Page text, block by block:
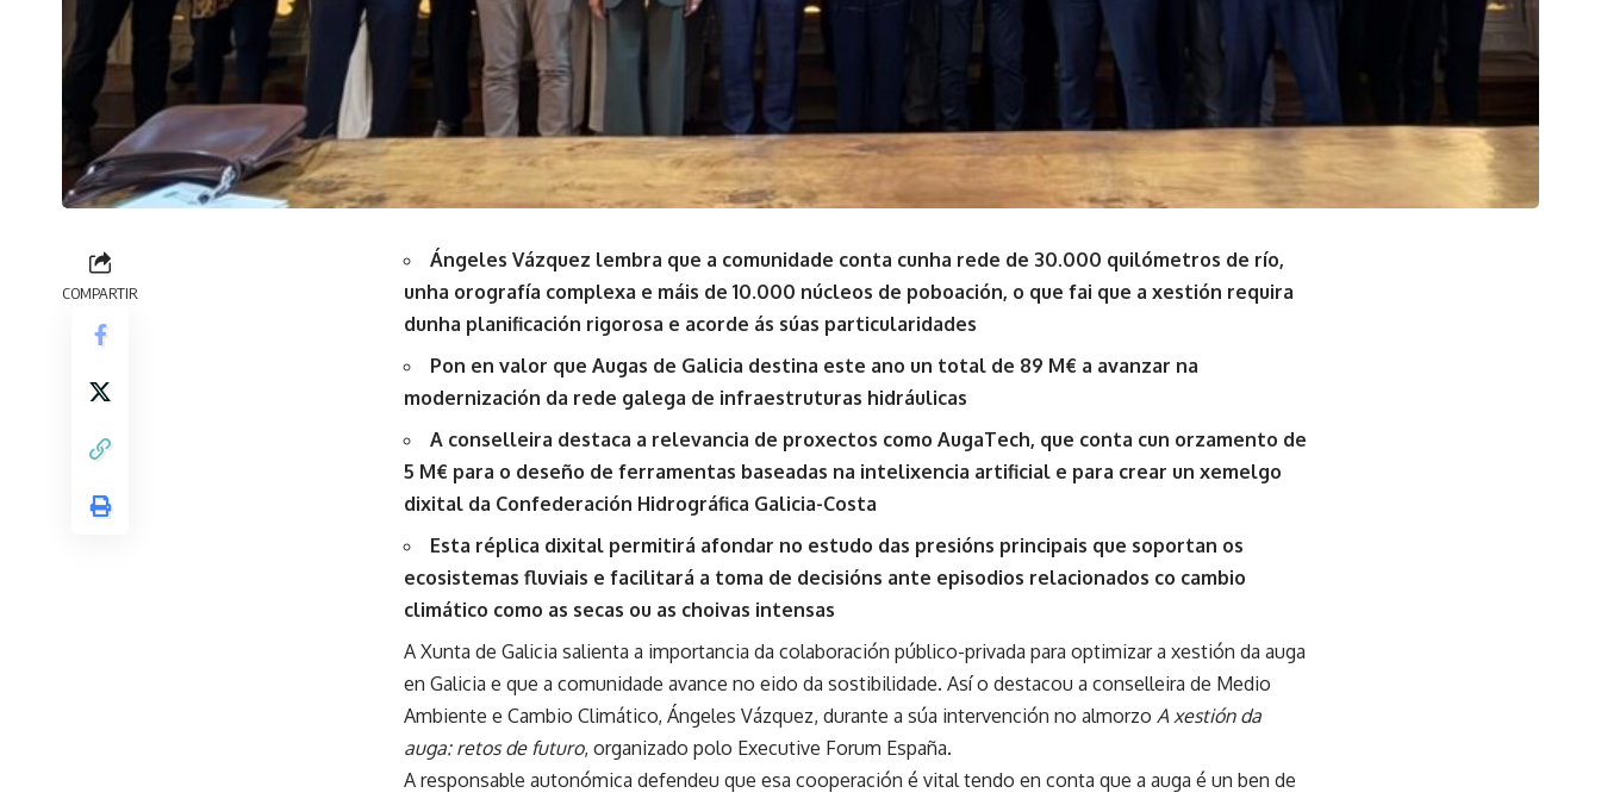
COMPARTIR
Ángeles Vázquez lembra que a comunidade conta cunha rede de 30.000 quilómetros de río,
unha orografía complexa e máis de 10.000 núcleos de poboación, o que fai que a xestión requira
dunha planificación rigorosa e acorde ás súas particularidades
Pon en valor que Augas de Galicia destina este ano un total de 89 M€ a avanzar na
modernización da rede galega de infraestruturas hidráulicas
A conselleira destaca a relevancia de proxectos como AugaTech, que conta cun orzamento de
5 M€ para o deseño de ferramentas baseadas na intelixencia artificial e para crear un xemelgo
dixital da Confederación Hidrográfica Galicia-Costa
Esta réplica dixital permitirá afondar no estudo das presións principais que soportan os
ecosistemas fluviais e facilitará a toma de decisións ante episodios relacionados co cambio
climático como as secas ou as choivas intensas
A Xunta de Galicia salienta a importancia da colaboración público-privada para optimizar a xestión da auga
en Galicia e que a comunidade avance no eido da sostibilidade. Así o destacou a conselleira de Medio
Ambiente e Cambio Climático, Ángeles Vázquez, durante a súa intervención no almorzo A xestión da
auga: retos de futuro, organizado polo Executive Forum España.
A responsable autonómica defendeu que esa cooperación é vital tendo en conta que a auga é un ben de